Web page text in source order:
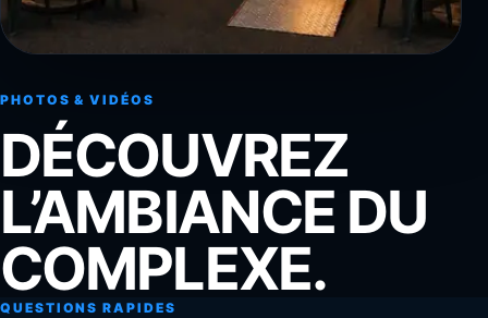
PHOTOS & VIDÉOS
DÉCOUVREZ
L’AMBIANCE DU
COMPLEXE.
QUESTIONS RAPIDES